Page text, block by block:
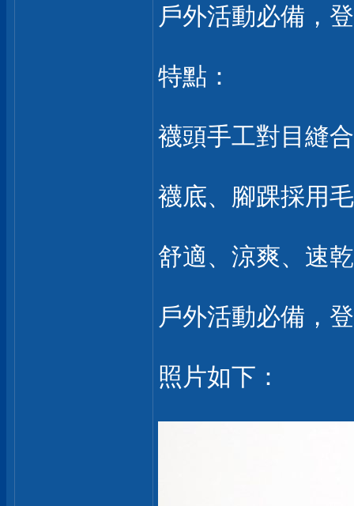
戶外活動必備，
特點：
襪頭手工對目縫
襪底、腳踝採用
舒適、涼爽、速乾
戶外活動必備，
照片如下：